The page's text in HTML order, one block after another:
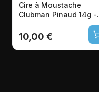
Cire à Moustache
Clubman Pinaud 14g -
Fixation Naturelle Pro
10,00 €